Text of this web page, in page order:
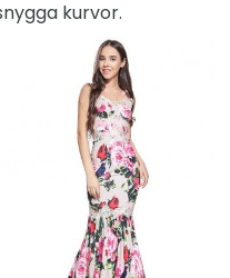
kurvor.